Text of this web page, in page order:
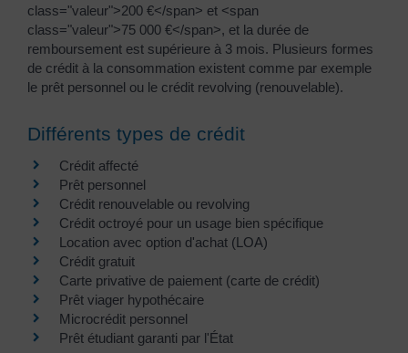
class="valeur">200 €</span> et <span
class="valeur">75 000 €</span>, et la durée de
remboursement est supérieure à 3 mois. Plusieurs formes
de crédit à la consommation existent comme par exemple
le prêt personnel ou le crédit revolving (renouvelable).
Différents types de crédit
Crédit affecté
Prêt personnel
Crédit renouvelable ou revolving
Crédit octroyé pour un usage bien spécifique
Location avec option d'achat (LOA)
Crédit gratuit
Carte privative de paiement (carte de crédit)
Prêt viager hypothécaire
Microcrédit personnel
Prêt étudiant garanti par l'État